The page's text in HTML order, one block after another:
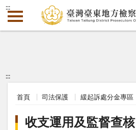
:::
:::
首頁 司法保護 緩起訴處分金專區
收支運用及監督查核